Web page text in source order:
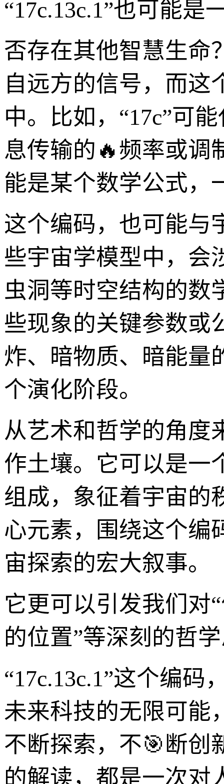
“17c.13c.1”也可能
否存在其他智慧生命
自远方的信号，而这
中。比如，“17c”可
息传输的🔥频率或调
能是某个数学公式，
这个编码，也可能与
些宇宙学模型中，会
虫洞等时空结构的数
些现象的关键参数或
炸、暗物质、暗能量
个演化阶段。
从艺术和哲学的角度
作土壤。它可以是一
组成，象征着宇宙的
心元素，围绕这个编
宙探索的宏大叙事。
它更可以引发我们对
的位置”等深刻的哲
“17c.13c.1”这个编
未来科技的无限可能
不断探索，不🎯断创
的解读，都是一次对